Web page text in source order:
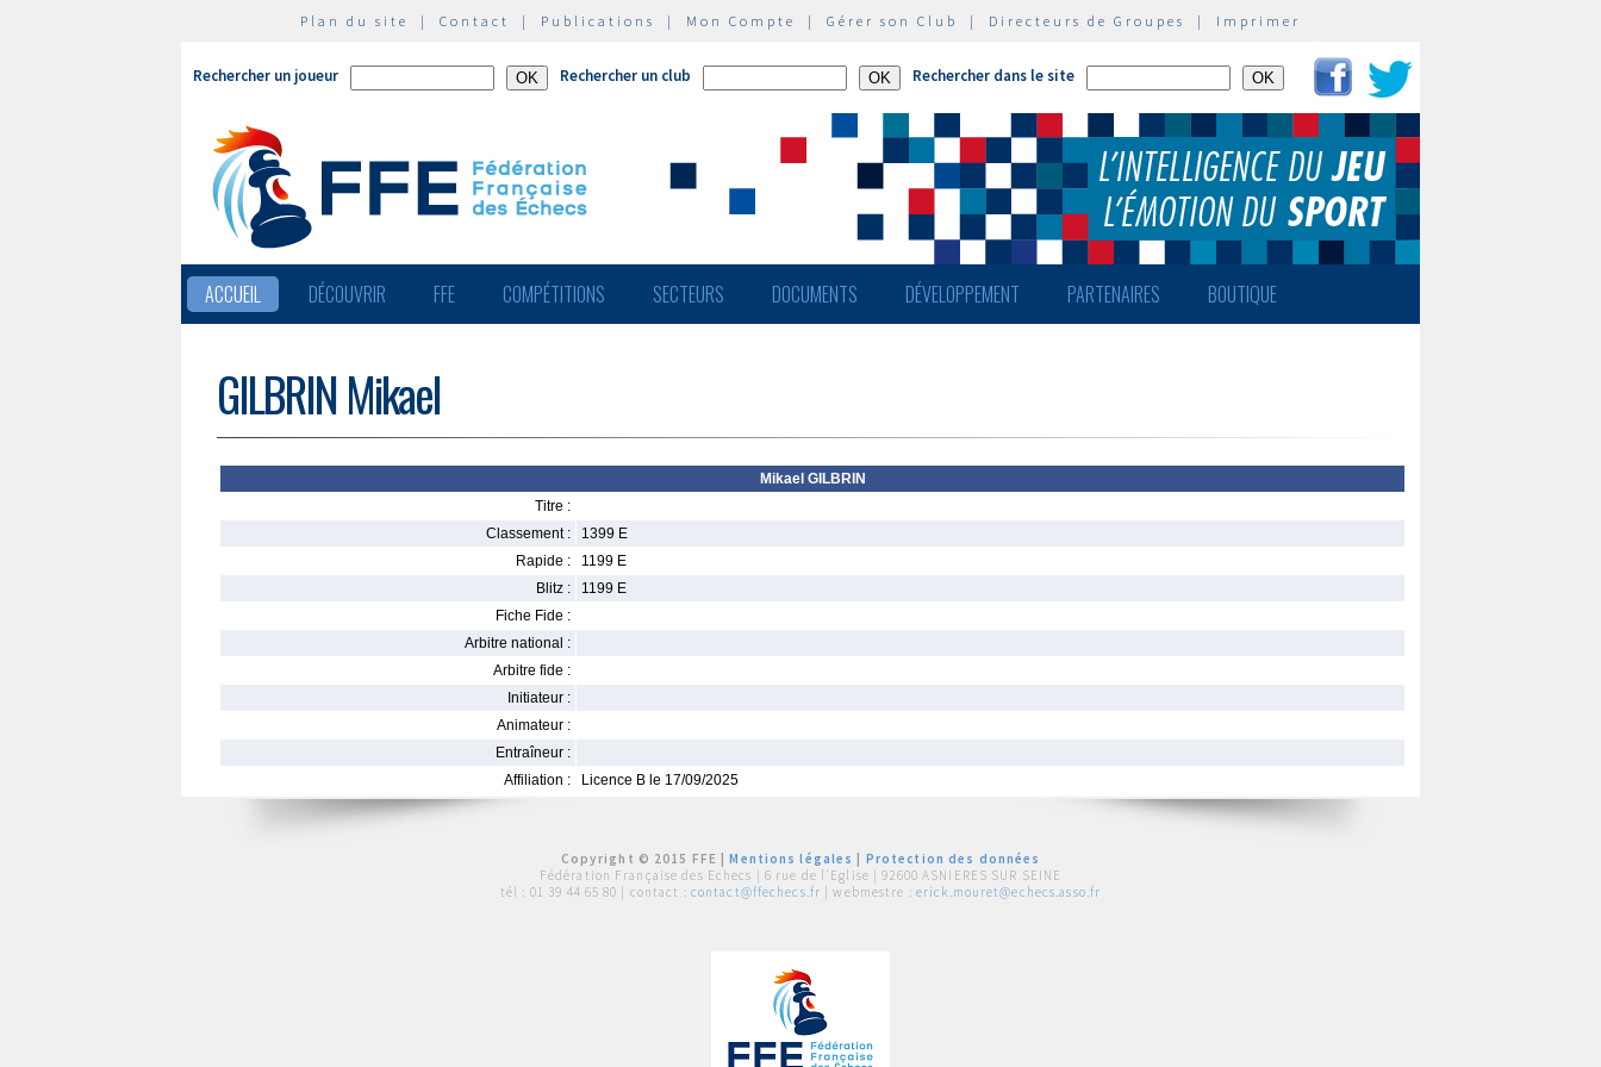
Plan du site | Contact | Publications | Mon Compte | Gérer son Club | Directeurs de Groupes | Imprimer
Rechercher un joueur Rechercher un club Rechercher dans le site
ACCUEIL DÉCOUVRIR FFE COMPÉTITIONS SECTEURS DOCUMENTS DÉVELOPPEMENT PARTENAIRES BOUTIQUE
GILBRIN Mikael
Mikael GILBRIN
Titre :
Classement :
1399 E
Rapide :
1199 E
Blitz :
1199 E
Fiche Fide :
Arbitre national :
Arbitre fide :
Initiateur :
Animateur :
Entraîneur :
Affiliation :
Licence B le 17/09/2025
Copyright © 2015 FFE |Mentions légales
Protection des données
Fédération Française des Echecs | 6 rue de l'Eglise | 92600 ASNIERES SUR SEINE
tél : 01 39 44 65 80 | contact : contact@ffechecs.fr | webmestre : erick.mouret@echecs.asso.fr